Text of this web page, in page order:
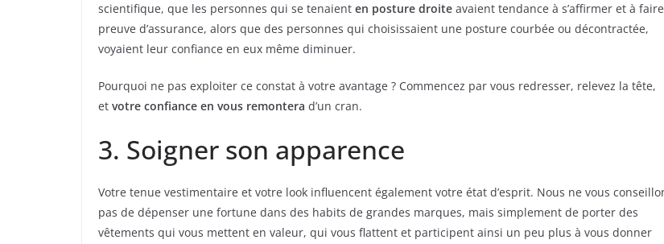
scientifique, que les personnes qui se tenaient en posture droite avaient tendance à s’affirmer et à faire
preuve d’assurance, alors que des personnes qui choisissaient une posture courbée ou décontractée,
voyaient leur confiance en eux même diminuer.
Pourquoi ne pas exploiter ce constat à votre avantage ? Commencez par vous redresser, relevez la tête,
et votre confiance en vous remontera d’un cran.
3. Soigner son apparence
Votre tenue vestimentaire et votre look influencent également votre état d’esprit. Nous ne vous
pas de dépenser une fortune dans des habits de grandes marques, mais simplement de porter des
vêtements qui vous mettent en valeur, qui vous flattent et participent ainsi un peu plus à vous donner